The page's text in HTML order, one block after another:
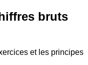
bruts
et les principes